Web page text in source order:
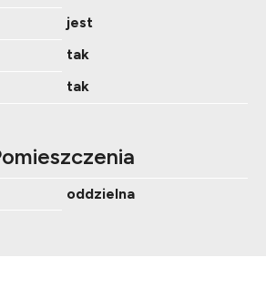
jest
tak
tak
oddzielna